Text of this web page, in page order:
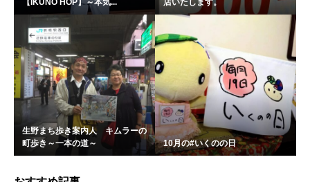
生野まち歩き案内人 キムラーの
町歩き～一本の道～
10月の#いくのの日